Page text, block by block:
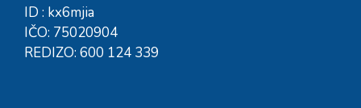
ID : kx6mjia
IČO: 75020904
REDIZO: 600 124 339